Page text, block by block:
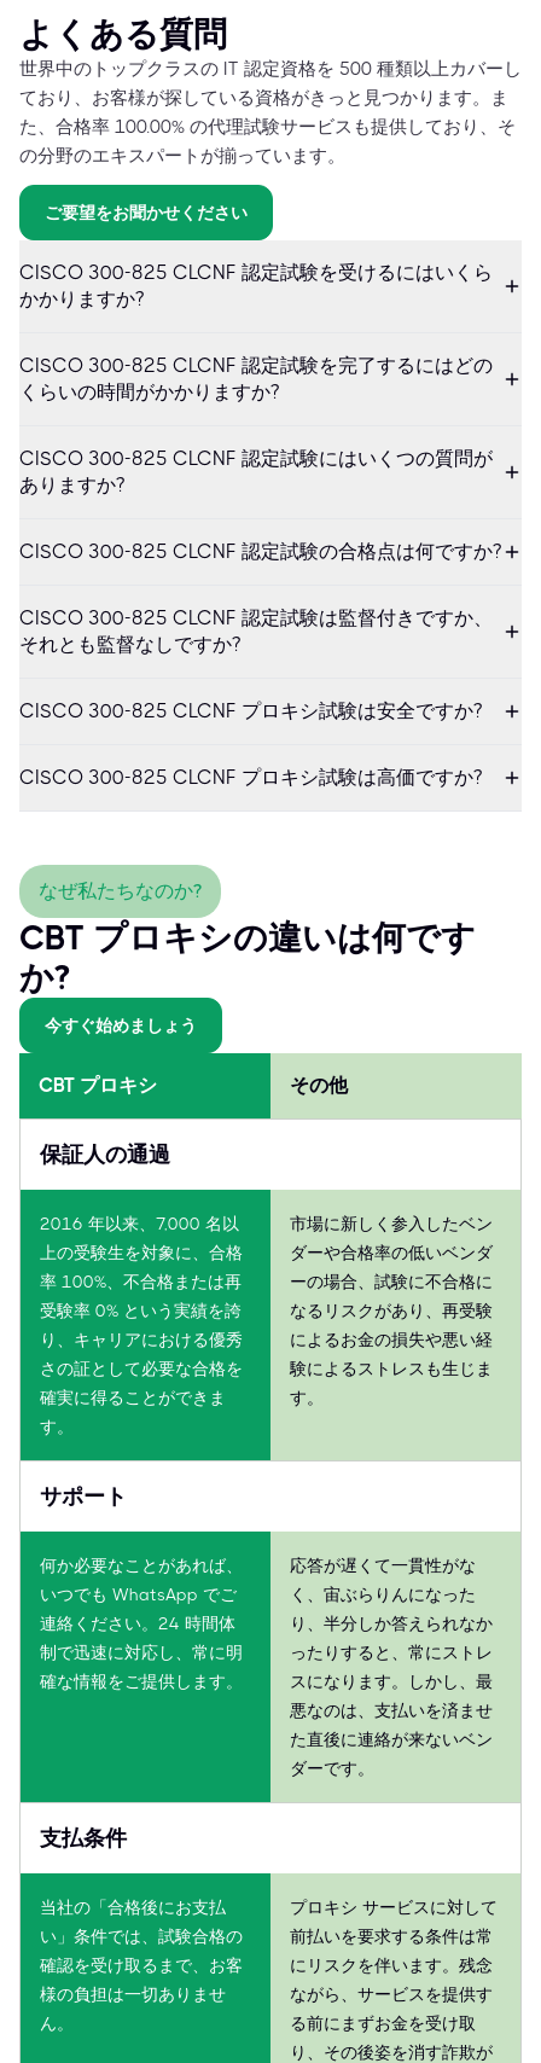
よくある質問
世界中のトップクラスの IT 認定資格を 500 種類以上カバーし
ており、お客様が探している資格がきっと見つかります。ま
た、合格率 100.00% の代理試験サービスも提供しており、そ
の分野のエキスパートが揃っています。
ご要望をお聞かせください
CISCO 300-825 CLCNF 認定試験を受けるにはいくら
かかりますか?
CISCO 300-825 CLCNF 認定試験を完了するにはどの
くらいの時間がかかりますか?
CISCO 300-825 CLCNF 認定試験にはいくつの質問が
ありますか?
CISCO 300-825 CLCNF 認定試験の合格点は何ですか?
CISCO 300-825 CLCNF 認定試験は監督付きですか、
それとも監督なしですか?
CISCO 300-825 CLCNF プロキシ試験は安全ですか?
CISCO 300-825 CLCNF プロキシ試験は高価ですか?
なぜ私たちなのか?
CBT プロキシの違いは何です
か?
今すぐ始めましょう
CBT プロキシ その他
保証人の通過
2016 年以来、7,000 名以
上の受験生を対象に、合格
率 100%、不合格または再
受験率 0% という実績を誇
り、キャリアにおける優秀
さの証として必要な合格を
確実に得ることができま
す。
市場に新しく参入したベン
ダーや合格率の低いベンダ
ーの場合、試験に不合格に
なるリスクがあり、再受験
によるお金の損失や悪い経
験によるストレスも生じま
す。
サポート
何か必要なことがあれば、
いつでも WhatsApp でご
連絡ください。24 時間体
制で迅速に対応し、常に明
確な情報をご提供します。
応答が遅くて一貫性がな
く、宙ぶらりんになった
り、半分しか答えられなか
ったりすると、常にストレ
スになります。しかし、最
悪なのは、支払いを済ませ
た直後に連絡が来ないベン
ダーです。
支払条件
当社の「合格後にお支払
い」条件では、試験合格の
確認を受け取るまで、お客
様の負担は一切ありませ
ん。
プロキシ サービスに対して
前払いを要求する条件は常
にリスクを伴います。残念
ながら、サービスを提供す
る前にまずお金を受け取
り、その後姿を消す詐欺が